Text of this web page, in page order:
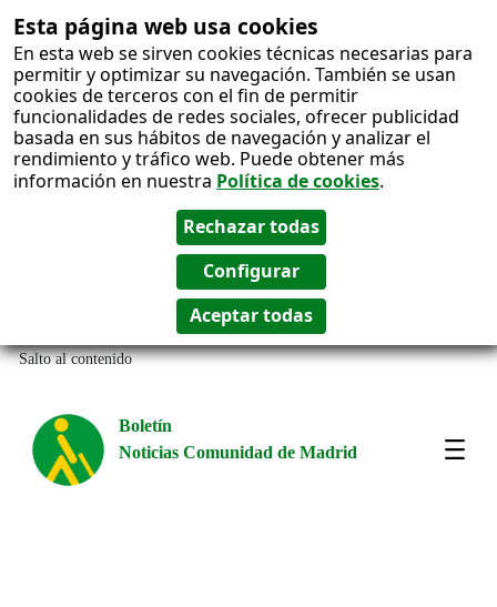
Esta página web usa cookies
En esta web se sirven cookies técnicas necesarias para
permitir y optimizar su navegación. También se usan
cookies de terceros con el fin de permitir
funcionalidades de redes sociales, ofrecer publicidad
basada en sus hábitos de navegación y analizar el
rendimiento y tráfico web. Puede obtener más
información en nuestra Política de cookies.
Salto al contenido
Boletín
Noticias Comunidad de Madrid